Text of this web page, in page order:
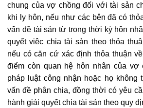
chung của vợ chồng đối với tài sản
khi ly hôn, nếu như các bên đã có
vấn đề tài sản từ trong thời kỳ hôn
quyết việc chia tài sản theo thỏa
nếu có căn cứ xác định thỏa thuận
điểm còn quan hệ hôn nhân của vợ
pháp luật công nhận hoặc họ không
vấn đề phân chia, đồng thời có yêu
hành giải quyết chia tài sản theo quy